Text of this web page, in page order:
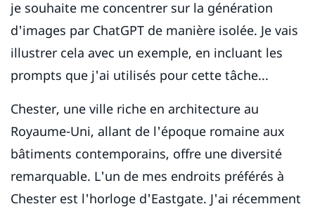
je souhaite me concentrer sur la génération
d'images par ChatGPT de manière isolée. Je vais
illustrer cela avec un exemple, en incluant les
prompts que j'ai utilisés pour cette tâche...
Chester, une ville riche en architecture au
Royaume-Uni, allant de l'époque romaine aux
bâtiments contemporains, offre une diversité
remarquable. L'un de mes endroits préférés à
Chester est l'horloge d'Eastgate. J'ai récemment